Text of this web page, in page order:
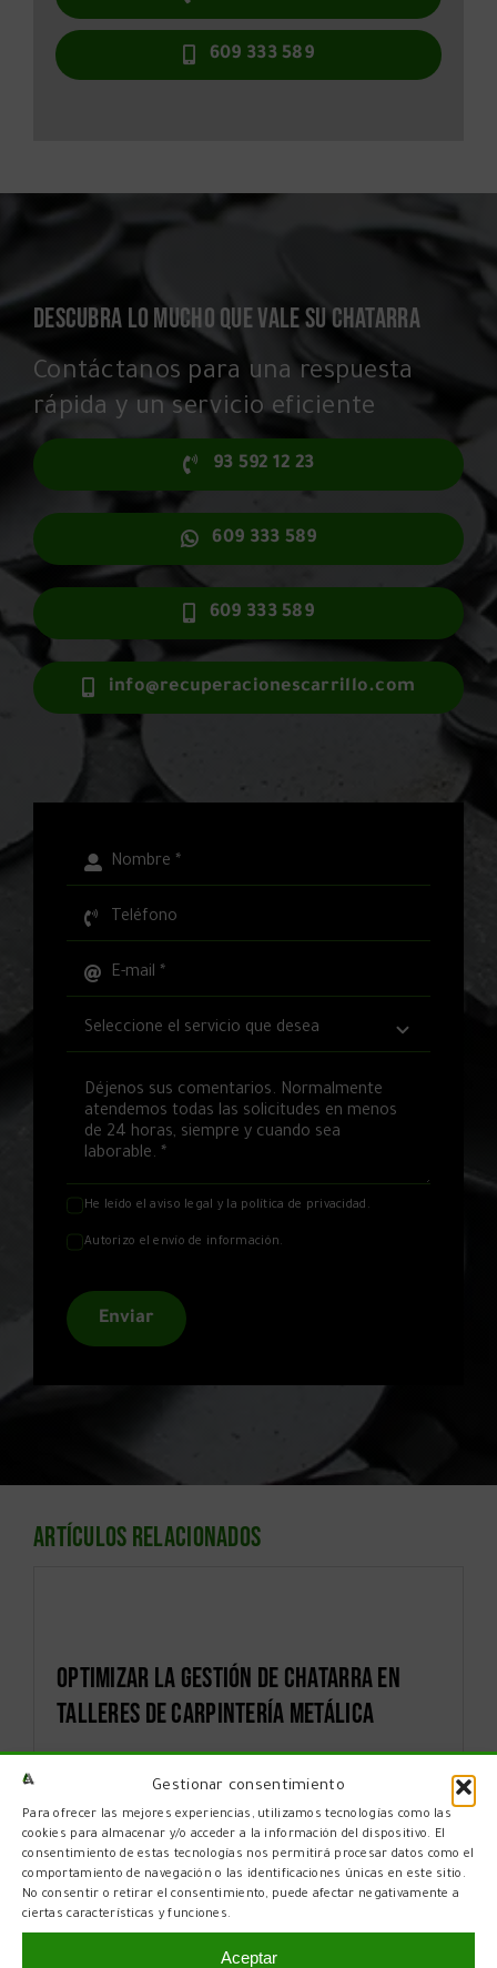
Gestionar consentimiento
Para ofrecer las mejores experiencias, utilizamos tecnologías como las
cookies para almacenar y/o acceder a la información del dispositivo. El
consentimiento de estas tecnologías nos permitirá procesar datos como el
comportamiento de navegación o las identificaciones únicas en este sitio.
No consentir o retirar el consentimiento, puede afectar negativamente a
ciertas características y funciones.
Aceptar
609 333 589
DESCUBRA LO MUCHO QUE VALE SU CHATARRA
Contáctanos para una respuesta
rápida y un servicio eficiente
93 592 12 23
609 333 589
609 333 589
info@recuperacionescarrillo.com
He leído elaviso legal y la política de privacidad .
Autorizo el envío de información.
Enviar
Artículos relacionados
Optimizar la gestión de chatarra en
talleres de carpintería metálica